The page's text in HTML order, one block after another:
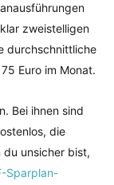
zweistelligen
durchschnittliche
Euro im Monat.
Bei ihnen sind
die
du unsicher bist,
Sparplan-